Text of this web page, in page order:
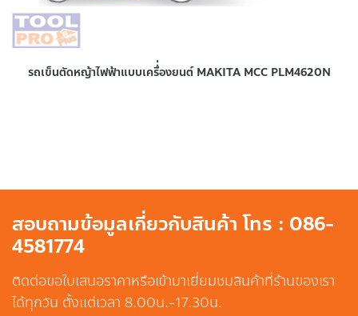
รถเข็นตัดหญ้าไฟฟ้าแบบเครื่่องยนต์ MAKITA MCC PLM4620N
สอบถามข้อมูลเกี่ยวกับสินค้า โทร : 086-
4581774
ติดต่อขอใบเสนอราคาหรือเข้ามาเยี่ยมชมสินค้าที่ร้านของเรา
ได้ทุกวัน ตั้งแต่เวลา 8.00น.-17.30น.